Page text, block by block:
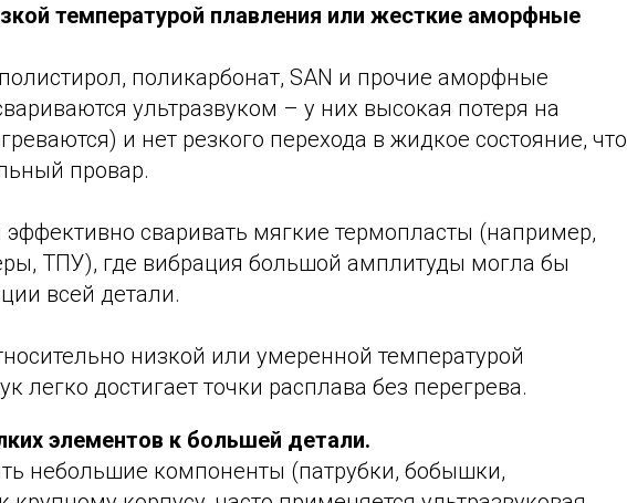
температурой плавления или жесткие аморфные
поликарбонат, SAN и прочие аморфные
ультразвуком – у них высокая потеря на
и нет резкого перехода в жидкое состояние, что
провар.
эффективно сваривать мягкие термопласты (например,
ТПУ), где вибрация большой амплитуды могла бы
всей детали.
низкой или умеренной температурой
легко достигает точки расплава без перегрева.
элементов к большей детали.
небольшие компоненты (патрубки, бобышки,